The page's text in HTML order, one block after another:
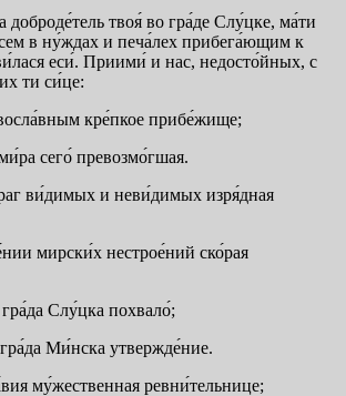
доброде́тель твоя́ во гра́де Слу́цке, ма́ти
в ну́ждах и печа́лех прибега́ющим к
еси́. Приими́ и нас, недосто́йных, с
ти си́це:
кре́пкое прибе́жище;
сего́ превозмо́гшая.
ви́димых и неви́димых изря́дная
мирски́х нестрое́ний ско́рая
Слу́цка похвало́;
Ми́нска утвержде́ние.
му́жественная ревни́тельнице;